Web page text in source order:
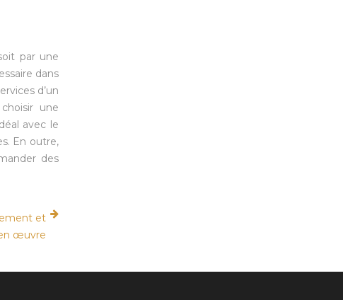
par une
dans
d’un
une
avec le
En outre,
des
et
œuvre